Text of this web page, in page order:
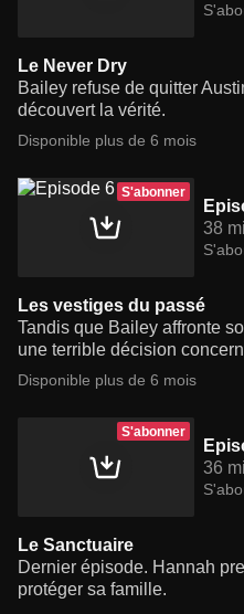
Le Never Dry
Bailey refuse de quitter
découvert la vérité.
Disponible plus de 6 mois
S'abonner
38
Les vestiges du passé
Tandis que Bailey affronte
une terrible décision
Disponible plus de 6 mois
S'abonner
36
Le Sanctuaire
Dernier épisode. Hannah
protéger sa famille.